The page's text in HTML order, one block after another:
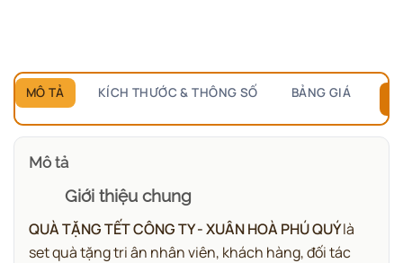
MÔ TẢ KÍCH THƯỚC & THÔNG SỐ BẢNG GIÁ
Mô tả
Giới thiệu chung
QUÀ TẶNG TẾT CÔNG TY - XUÂN HOÀ PHÚ QUÝlà
set quà tặng tri ân nhân viên, khách hàng, đối tác